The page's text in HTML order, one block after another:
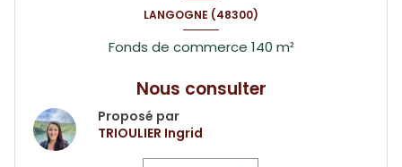
LANGOGNE (48300)
Fonds de commerce 140 m²
Nous consulter
Proposé par
TRIOULIER Ingrid